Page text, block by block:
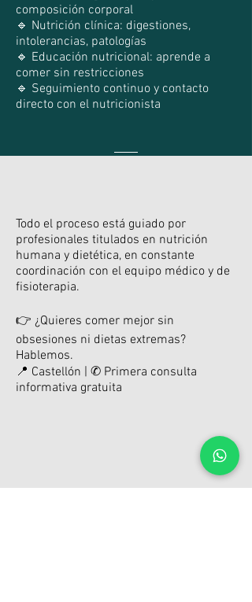
composición corporal
🔹 Nutrición clínica: digestiones,
intolerancias, patologías
🔹 Educación nutricional: aprende a
comer sin restricciones
🔹 Seguimiento continuo y contacto
directo con el nutricionista
Todo el proceso está guiado por
profesionales titulados en nutrición
humana y dietética, en constante
coordinación con el equipo médico y de
fisioterapia.
👉 ¿Quieres comer mejor sin
obsesiones ni dietas extremas?
Hablemos.
📍 Castellón | ✆ Primera consulta
informativa gratuita